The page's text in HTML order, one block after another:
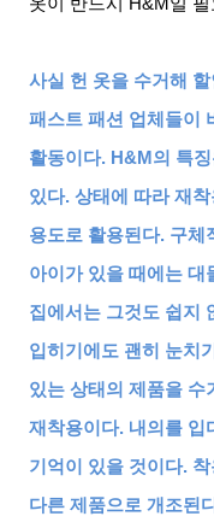
사실 헌 옷을 수거해
패스트 패션 업체들이
활동이다. H&M 의 특
있다.상태에 따라 재착
용도로 활용된다. 구체
아이가 있을 때에는 대
집에서는 그것도 쉽지
입히기에도 괜히 눈치
있는 상태의 제품을 수
재착용이다. 내의를 입
기억이 있을 것이다.
다른 제품으로 개조된